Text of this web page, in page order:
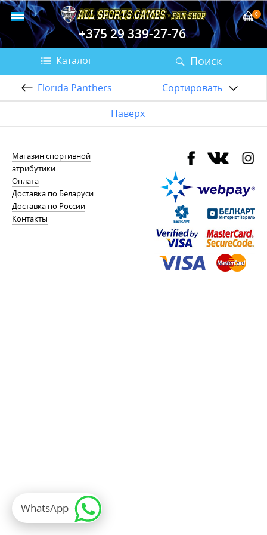
+375 29 339-27-76
Поиск
0
Каталог
Florida Panthers
Сортировать
Наверх
Магазин спортивной
атрибутики
Оплата
Доставка по Беларуси
Доставка по России
Контакты
WhatsApp